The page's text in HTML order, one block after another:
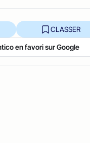
CLASSER
en favori sur Google